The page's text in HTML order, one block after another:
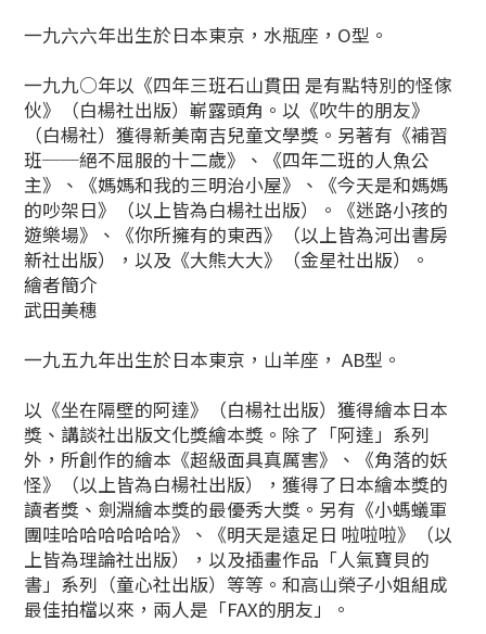
一九六六年出生於日本東京，水瓶座，O型。
一九九○年以《四年三班石山貫田 是有點特別的怪傢
伙》（白楊社出版）嶄露頭角。以《吹牛的朋友》
（白楊社）獲得新美南吉兒童文學獎。另著有《補習
班──絕不屈服的十二歲》、《四年二班的人魚公
主》、《媽媽和我的三明治小屋》、《今天是和媽媽
的吵架日》（以上皆為白楊社出版）。《迷路小孩的
遊樂場》、《你所擁有的東西》（以上皆為河出書房
新社出版），以及《大熊大大》（金星社出版）。
繪者簡介
武田美穗
一九五九年出生於日本東京，山羊座， AB型。
以《坐在隔壁的阿達》（白楊社出版）獲得繪本日本
獎、講談社出版文化獎繪本獎。除了「阿達」系列
外，所創作的繪本《超級面具真厲害》、《角落的妖
怪》（以上皆為白楊社出版），獲得了日本繪本獎的
讀者獎、劍淵繪本獎的最優秀大獎。另有《小螞蟻軍
團哇哈哈哈哈哈哈》、《明天是遠足日 啦啦啦》（以
上皆為理論社出版），以及插畫作品「人氣寶貝的
書」系列（童心社出版）等等。和高山榮子小姐組成
最佳拍檔以來，兩人是「FAX的朋友」。